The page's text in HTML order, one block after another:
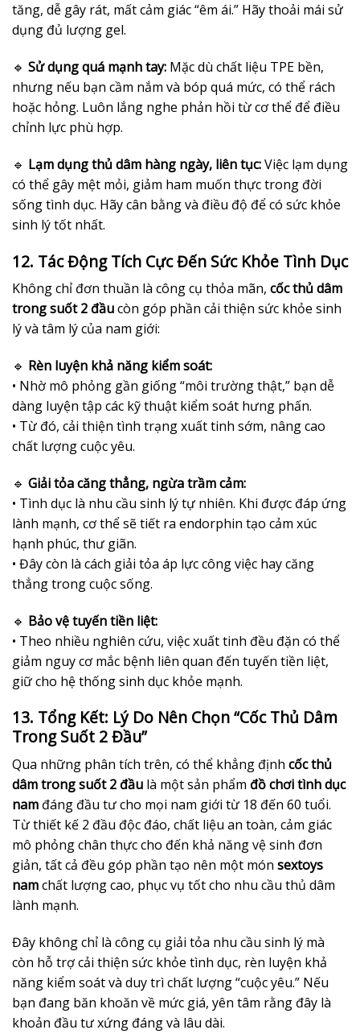
tăng, dễ gây rát, mất cảm giác “êm ái.” Hãy thoải mái sử
dụng đủ lượng gel.
🔹 Sử dụng quá mạnh tay: Mặc dù chất liệu TPE bền,
nhưng nếu bạn cầm nắm và bóp quá mức, có thể rách
hoặc hỏng. Luôn lắng nghe phản hồi từ cơ thể để điều
chỉnh lực phù hợp.
🔹 Lạm dụng thủ dâm hàng ngày, liên tục:Việc lạm dụng
có thể gây mệt mỏi, giảm ham muốn thực trong đời
sống tình dục. Hãy cân bằng và điều độ để có sức khỏe
sinh lý tốt nhất.
12. Tác Động Tích Cực Đến Sức Khỏe Tình Dục
Không chỉ đơn thuần là công cụ thỏa mãn, cốc thủ dâm
trong suốt 2 đầucòn góp phần cải thiện sức khỏe sinh
lý và tâm lý của nam giới:
🔹 Rèn luyện khả năng kiểm soát:
• Nhờ mô phỏng gần giống “môi trường thật,” bạn dễ
dàng luyện tập các kỹ thuật kiểm soát hưng phấn.
• Từ đó, cải thiện tình trạng xuất tinh sớm, nâng cao
chất lượng cuộc yêu.
🔹 Giải tỏa căng thẳng, ngừa trầm cảm:
• Tình dục là nhu cầu sinh lý tự nhiên. Khi được đáp ứng
lành mạnh, cơ thể sẽ tiết ra endorphin tạo cảm xúc
hạnh phúc, thư giãn.
• Đây còn là cách giải tỏa áp lực công việc hay căng
thẳng trong cuộc sống.
🔹 Bảo vệ tuyến tiền liệt:
• Theo nhiều nghiên cứu, việc xuất tinh đều đặn có thể
giảm nguy cơ mắc bệnh liên quan đến tuyến tiền liệt,
giữ cho hệ thống sinh dục khỏe mạnh.
13. Tổng Kết: Lý Do Nên Chọn “Cốc Thủ Dâm
Trong Suốt 2 Đầu”
Qua những phân tích trên, có thể khẳng định cốc thủ
dâm trong suốt 2 đầu là một sản phẩm đồ chơi tình dục
nam đáng đầu tư cho mọi nam giới từ 18 đến 60 tuổi.
Từ thiết kế 2 đầu độc đáo, chất liệu an toàn, cảm giác
mô phỏng chân thực cho đến khả năng vệ sinh đơn
giản, tất cả đều góp phần tạo nên một món sextoys
namchất lượng cao, phục vụ tốt cho nhu cầu thủ dâm
lành mạnh.
Đây không chỉ là công cụ giải tỏa nhu cầu sinh lý mà
còn hỗ trợ cải thiện sức khỏe tình dục, rèn luyện khả
năng kiểm soát và duy trì chất lượng “cuộc yêu.” Nếu
bạn đang băn khoăn về mức giá, yên tâm rằng đây là
khoản đầu tư xứng đáng và lâu dài.